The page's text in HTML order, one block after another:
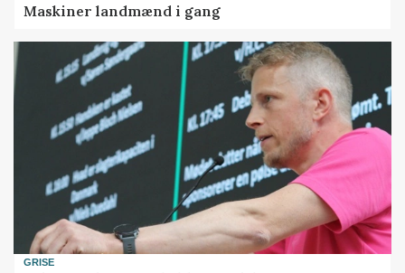
Maskiner landmænd i gang
GRISE